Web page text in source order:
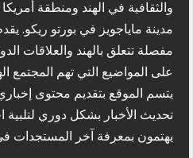
والثقافية في الهند ومنطقة أمريكا
مدينة ماياجويز في بورتو ريكو.
مفصلة تتعلق بالهند والعلاقات
على المواضيع التي تهم المجتمع
يتسم الموقع بتقديم محتوى
تحديث الأخبار بشكل دوري لتلبية
يهتمون بمعرفة آخر المستجدات